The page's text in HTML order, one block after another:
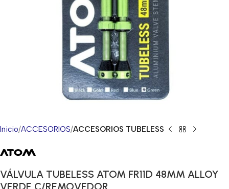
Inicio ACCESORIOS ACCESORIOS TUBELESS
VÁLVULA TUBELESS ATOM FR11D 48MM ALLOY
VERDE C/REMOVEDOR